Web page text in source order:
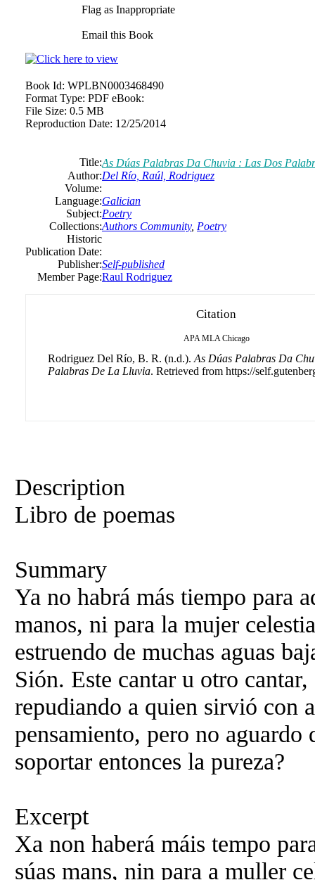
Flag as Inappropriate
Email this Book
Book Id: WPLBN0003468490
Format Type: PDF eBook:
File Size: 0.5 MB
Reproduction Date: 12/25/2014
Title:As Dúas Palabras Da Chuvia : Las Dos
Author:Del Río, Raúl, Rodriguez
Volume:
Language:Galician
Subject:Poetry
Collections:Authors Community, Poetry
Historic
Publication Date:
Publisher:Self-published
Member Page:Raul Rodriguez
Citation
APA MLA Chicago
Rodriguez Del Río, B. R. (n.d.). As Dúas Palabras Da
Palabras De La Lluvia. Retrieved from https://
Description
Libro de poemas
Summary
Ya no habrá más tiempo para
manos, ni para la mujer
estruendo de muchas aguas
Sión. Este cantar u otro
repudiando a quien sirvió con
pensamiento, pero no aguardo
soportar entonces la pureza?
Excerpt
Xa non haberá máis tempo
súas mans, nin para a muller